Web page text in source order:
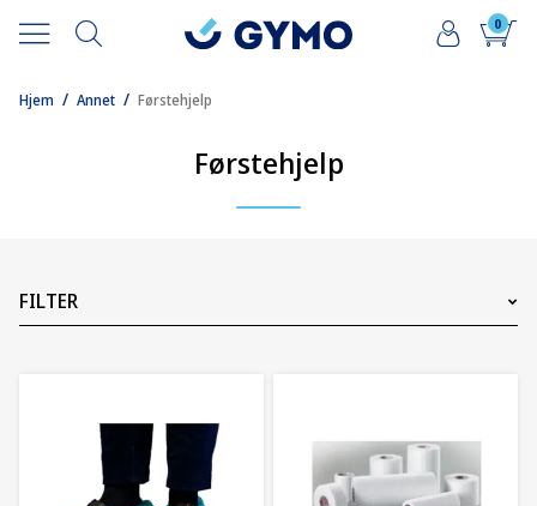
0
/
Hjem /
Annet Førstehjelp
Førstehjelp
FILTER